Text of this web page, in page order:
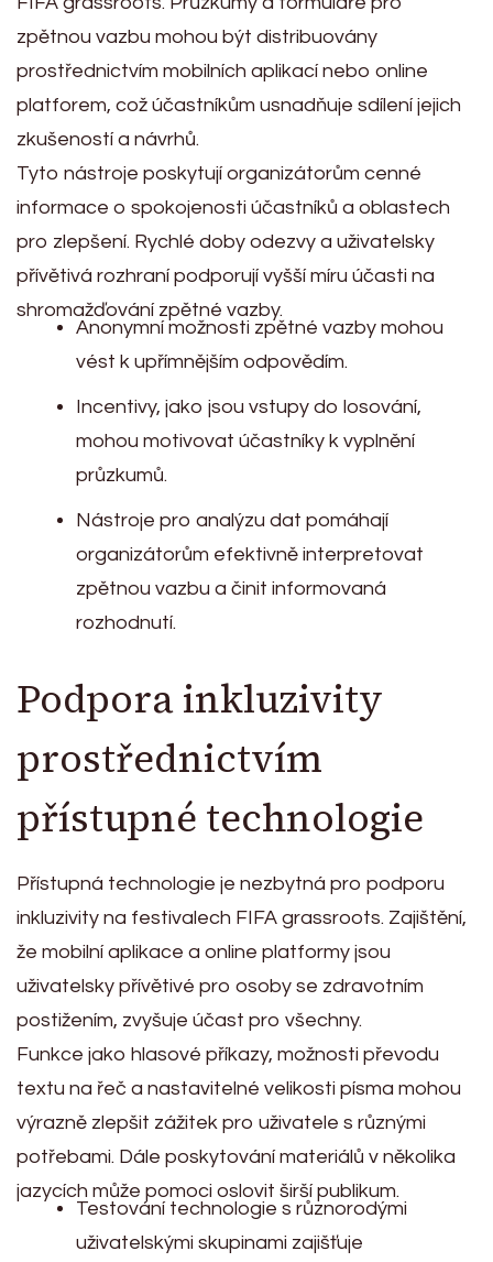
zpětnou vazbu mohou být distribuovány
prostřednictvím mobilních aplikací nebo online
platforem, což účastníkům usnadňuje sdílení jejich
zkušeností a návrhů.
Tyto nástroje poskytují organizátorům cenné
informace o spokojenosti účastníků a oblastech
pro zlepšení. Rychlé doby odezvy a uživatelsky
přívětivá rozhraní podporují vyšší míru účasti na
shromažďování zpětné vazby.
Anonymní možnosti zpětné vazby mohou
vést k upřímnějším odpovědím.
Incentivy, jako jsou vstupy do losování,
mohou motivovat účastníky k vyplnění
průzkumů.
Nástroje pro analýzu dat pomáhají
organizátorům efektivně interpretovat
zpětnou vazbu a činit informovaná
rozhodnutí.
Podpora inkluzivity
prostřednictvím
přístupné technologie
Přístupná technologie je nezbytná pro podporu
inkluzivity na festivalech FIFA grassroots. Zajištění,
že mobilní aplikace a online platformy jsou
uživatelsky přívětivé pro osoby se zdravotním
postižením, zvyšuje účast pro všechny.
Funkce jako hlasové příkazy, možnosti převodu
textu na řeč a nastavitelné velikosti písma mohou
výrazně zlepšit zážitek pro uživatele s různými
potřebami. Dále poskytování materiálů v několika
jazycích může pomoci oslovit širší publikum.
Testování technologie s různorodými
uživatelskými skupinami zajišťuje